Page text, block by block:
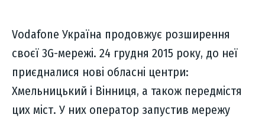
Vodafone Україна продовжує розширення
своєї 3G-мережі. 24 грудня 2015 року, до неї
приєдналися нові обласні центри:
Хмельницький і Вінниця, а також передмістя
цих міст. У них оператор запустив мережу